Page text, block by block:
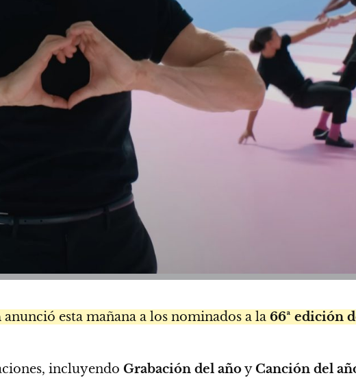
anunció esta mañana a los nominados a la 66ª edición
incluyendo Grabación del añoyCanción del